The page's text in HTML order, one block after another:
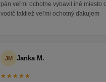
pán veľmi ochotne vybavil iné miesto
vodič taktiež veľmi ochotný ďakujem
JM Janka M.
★★★★★